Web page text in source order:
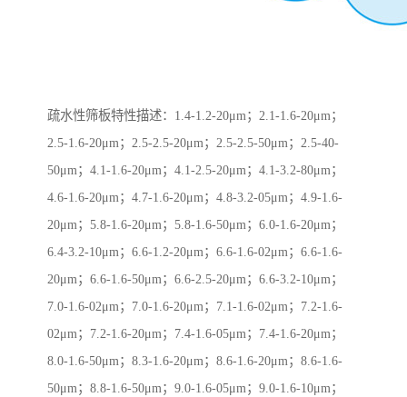
疏水性筛板特性描述：1.4-1.2-20μm；2.1-1.6-20μm；
2.5-1.6-20μm；2.5-2.5-20μm；2.5-2.5-50μm；2.5-40-
50μm；4.1-1.6-20μm；4.1-2.5-20μm；4.1-3.2-80μm；
4.6-1.6-20μm；4.7-1.6-20μm；4.8-3.2-05μm；4.9-1.6-
20μm；5.8-1.6-20μm；5.8-1.6-50μm；6.0-1.6-20μm；
6.4-3.2-10μm；6.6-1.2-20μm；6.6-1.6-02μm；6.6-1.6-
20μm；6.6-1.6-50μm；6.6-2.5-20μm；6.6-3.2-10μm；
7.0-1.6-02μm；7.0-1.6-20μm；7.1-1.6-02μm；7.2-1.6-
02μm；7.2-1.6-20μm；7.4-1.6-05μm；7.4-1.6-20μm；
8.0-1.6-50μm；8.3-1.6-20μm；8.6-1.6-20μm；8.6-1.6-
50μm；8.8-1.6-50μm；9.0-1.6-05μm；9.0-1.6-10μm；